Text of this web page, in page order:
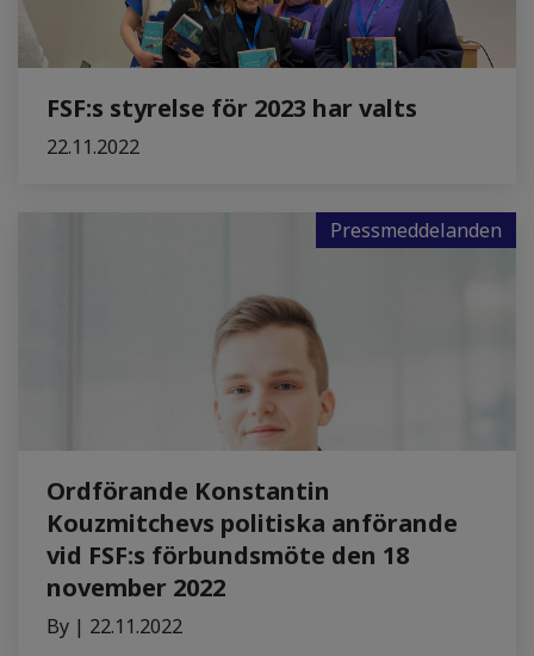
FSF:s styrelse för 2023 har valts
22.11.2022
Pressmeddelanden
Ordförande Konstantin
Kouzmitchevs politiska anförande
vid FSF:s förbundsmöte den 18
november 2022
By | 22.11.2022